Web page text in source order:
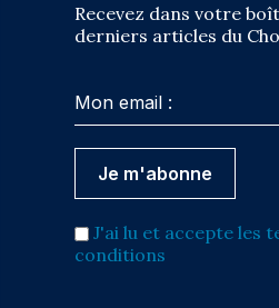
Recevez dans votre
derniers articles du
J'ai lu et accepte les
conditions